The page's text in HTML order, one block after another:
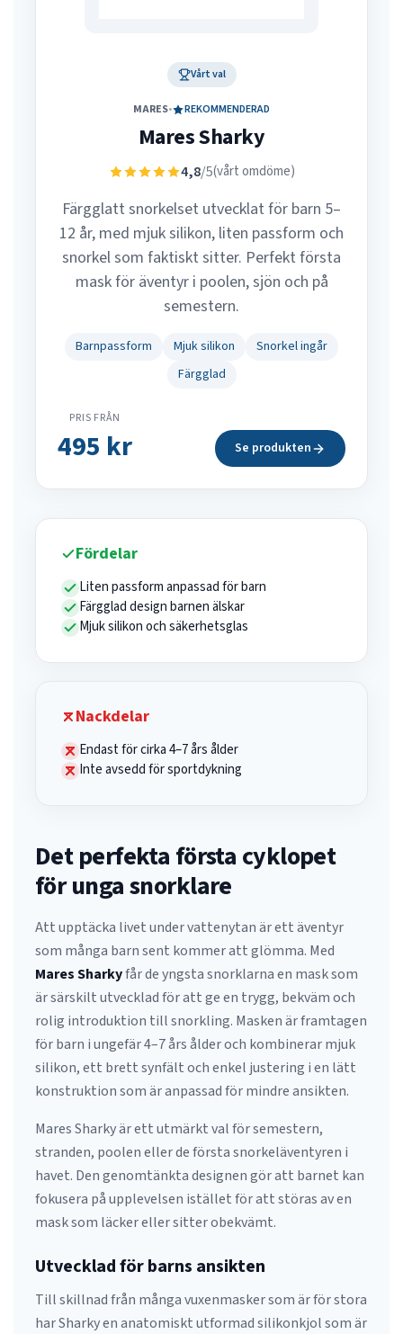
Vårt val
MARES• REKOMMENDERAD
Mares Sharky
4,8/5(vårt omdöme)
Färgglatt snorkelset utvecklat för barn 5–
12 år, med mjuk silikon, liten passform och
snorkel som faktiskt sitter. Perfekt första
mask för äventyr i poolen, sjön och på
semestern.
Barnpassform Mjuk silikon
Snorkel ingår
Färgglad
PRIS FRÅN
495 kr Se produkten
Fördelar
Liten passform anpassad för barn
Färgglad design barnen älskar
Mjuk silikon och säkerhetsglas
Nackdelar
Endast för cirka 4–7 års ålder
Inte avsedd för sportdykning
Det perfekta första cyklopet
för unga snorklare
Att upptäcka livet under vattenytan är ett äventyr
som många barn sent kommer att glömma. Med
Mares Sharkyfår de yngsta snorklarna en mask som
är särskilt utvecklad för att ge en trygg, bekväm och
rolig introduktion till snorkling. Masken är framtagen
för barn i ungefär 4–7 års ålder och kombinerar mjuk
silikon, ett brett synfält och enkel justering i en lätt
konstruktion som är anpassad för mindre ansikten.
Mares Sharky är ett utmärkt val för semestern,
stranden, poolen eller de första snorkeläventyren i
havet. Den genomtänkta designen gör att barnet kan
fokusera på upplevelsen istället för att störas av en
mask som läcker eller sitter obekvämt.
Utvecklad för barns ansikten
Till skillnad från många vuxenmasker som är för stora
har Sharky en anatomiskt utformad silikonkjol som är